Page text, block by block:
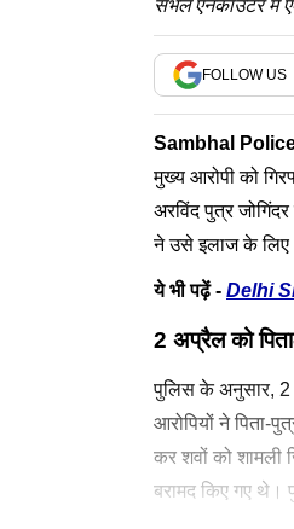
संभल एनकाउंटर में
FOLLOW US
Sambhal
मुख्य आरोपी को
अरविंद पुत्र
ने उसे इलाज के लिए
ये भी पढ़ें - Delhi
2 अप्रैल को
पुलिस के अनुसार, 2
आरोपियों ने पिता-
कर शवों को शामली
बरामद किए गए थे।